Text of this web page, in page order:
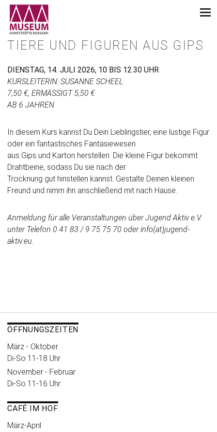
TIERE UND FIGUREN AUS GIPS
DIENSTAG, 14. JULI 2026, 10 BIS 12.30 UHR
KURSLEITERIN: SUSANNE SCHEEL
7,50 €, ERMÄSSIGT 5,50 €
AB 6 JAHREN
In diesem Kurs kannst Du Dein Lieblingstier, eine lustige Figur
oder ein fantastisches Fantasiewesen
aus Gips und Karton herstellen. Die kleine Figur bekommt
Drahtbeine, sodass Du sie nach der
Trocknung gut hinstellen kannst. Gestalte Deinen kleinen
Freund und nimm ihn anschließend mit nach Hause.
Anmeldung für alle Veranstaltungen über Jugend Aktiv e.V.
unter Telefon 0 41 83 / 9 75 75 70 oder info(at)jugend-
aktiv.eu.
ÖFFNUNGSZEITEN
März - Oktober
Di-So 11-18 Uhr
November - Februar
Di-So 11-16 Uhr
CAFÉ IM HOF
März-April